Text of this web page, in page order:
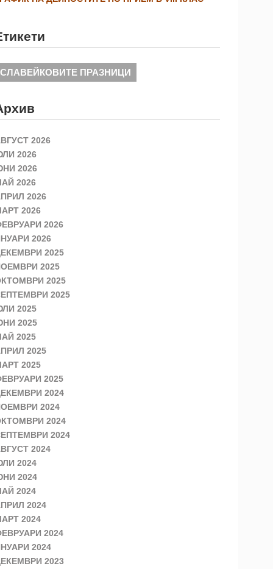
СЛАВЕЙКОВИТЕ ПРАЗНИЦИ
2026
2026
2026
2026
2026
2026
2026
2026
2025
2025
2025
2025
2025
2025
2025
2025
2025
2025
2024
2024
2024
2024
2024
2024
2024
2024
2024
2024
2024
2024
2023